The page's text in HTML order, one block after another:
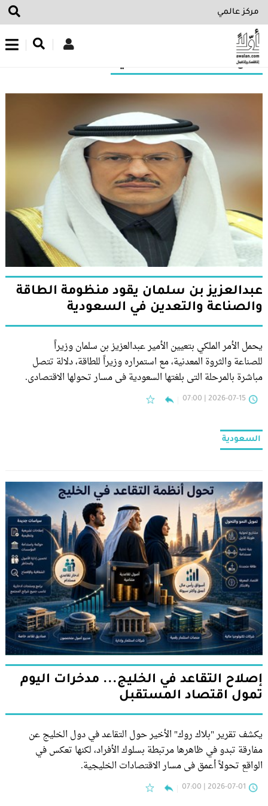
نتائج البحث عن“مركز عالمي”
عبدالعزيز بن سلمان يقود منظومة الطاقة
والصناعة والتعدين في السعودية
يحمل الأمر الملكي بتعيين الأمير عبدالعزيز بن سلمان وزيراً
للصناعة والثروة المعدنية، مع استمراره وزيراً للطاقة، دلالة تتصل
مباشرة بالمرحلة التي بلغتها السعودية في مسار تحولها الاقتصادي.
2026-07-15 | 07:00
السعودية
إصلاح التقاعد في الخليج... مدخرات اليوم
تمول اقتصاد المستقبل
يكشف تقرير "بلاك روك" الأخير حول التقاعد في دول الخليج عن
مفارقة تبدو في ظاهرها مرتبطة بسلوك الأفراد، لكنها تعكس في
الواقع تحولاً أعمق في مسار الاقتصادات الخليجية.
2026-07-01 | 07:00